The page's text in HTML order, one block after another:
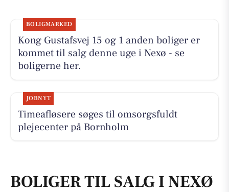
BOLIGMARKED
Kong Gustafsvej 15 og 1 anden boliger er
kommet til salg denne uge i Nexø - se
boligerne her.
JOBNYT
Timeafløsere søges til omsorgsfuldt
plejecenter på Bornholm
BOLIGER TIL SALG I NEXØ